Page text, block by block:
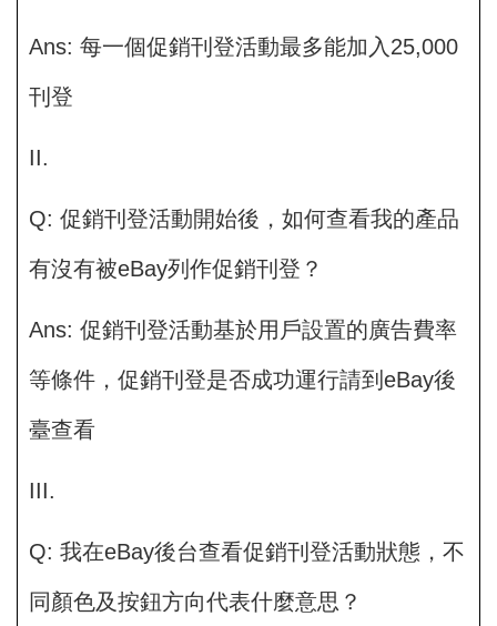
Ans: 每一個促銷刊登活動最多能加入25,000
刊登
II.
Q: 促銷刊登活動開始後，如何查看我的產品
有沒有被eBay列作促銷刊登？
Ans: 促銷刊登活動基於用戶設置的廣告費率
等條件，促銷刊登是否成功運行請到eBay後
臺查看
III.
Q: 我在eBay後台查看促銷刊登活動狀態，不
同顏色及按鈕方向代表什麼意思？